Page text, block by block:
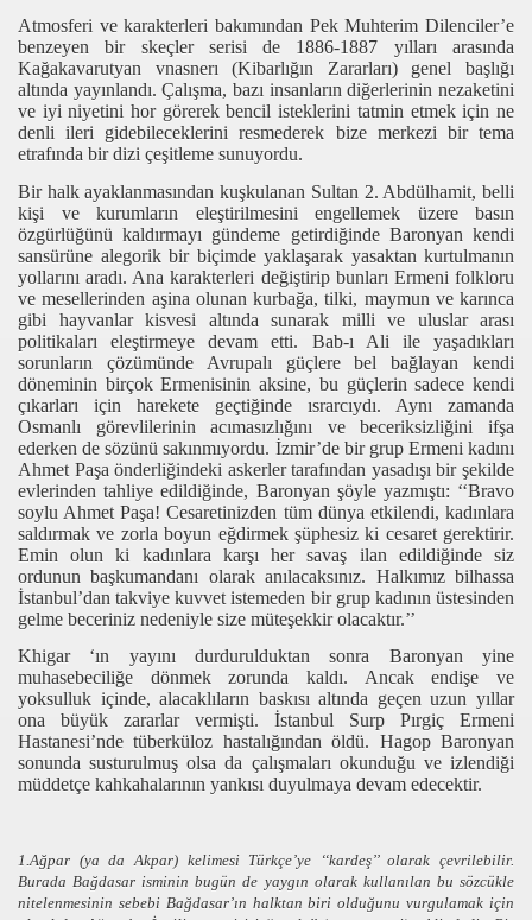
Atmosferi ve karakterleri bakımından Pek Muhterim Dilenciler’e
benzeyen bir skeçler serisi de 1886-1887 yılları arasında
Kağakavarutyan vnasnerı (Kibarlığın Zararları) genel başlığı
altında yayınlandı. Çalışma, bazı insanların diğerlerinin nezaketini
ve iyi niyetini hor görerek bencil isteklerini tatmin etmek için ne
denli ileri gidebileceklerini resmederek bize merkezi bir tema
etrafında bir dizi çeşitleme sunuyordu.
Bir halk ayaklanmasından kuşkulanan Sultan 2. Abdülhamit, belli
kişi ve kurumların eleştirilmesini engellemek üzere basın
özgürlüğünü kaldırmayı gündeme getirdiğinde Baronyan kendi
sansürüne alegorik bir biçimde yaklaşarak yasaktan kurtulmanın
yollarını aradı. Ana karakterleri değiştirip bunları Ermeni folkloru
ve mesellerinden aşina olunan kurbağa, tilki, maymun ve karınca
gibi hayvanlar kisvesi altında sunarak milli ve uluslar arası
politikaları eleştirmeye devam etti. Bab-ı Ali ile yaşadıkları
sorunların çözümünde Avrupalı güçlere bel bağlayan kendi
döneminin birçok Ermenisinin aksine, bu güçlerin sadece kendi
çıkarları için harekete geçtiğinde ısrarcıydı. Aynı zamanda
Osmanlı görevlilerinin acımasızlığını ve beceriksizliğini ifşa
ederken de sözünü sakınmıyordu. İzmir’de bir grup Ermeni kadını
Ahmet Paşa önderliğindeki askerler tarafından yasadışı bir şekilde
evlerinden tahliye edildiğinde, Baronyan şöyle yazmıştı: ‘‘Bravo
soylu Ahmet Paşa! Cesaretinizden tüm dünya etkilendi, kadınlara
saldırmak ve zorla boyun eğdirmek şüphesiz ki cesaret gerektirir.
Emin olun ki kadınlara karşı her savaş ilan edildiğinde siz
ordunun başkumandanı olarak anılacaksınız. Halkımız bilhassa
İstanbul’dan takviye kuvvet istemeden bir grup kadının üstesinden
gelme beceriniz nedeniyle size müteşekkir olacaktır.’’
Khigar ‘ın yayını durdurulduktan sonra Baronyan yine
muhasebeciliğe dönmek zorunda kaldı. Ancak endişe ve
yoksulluk içinde, alacaklıların baskısı altında geçen uzun yıllar
ona büyük zararlar vermişti. İstanbul Surp Pırgiç Ermeni
Hastanesi’nde tüberküloz hastalığından öldü. Hagop Baronyan
sonunda susturulmuş olsa da çalışmaları okunduğu ve izlendiği
müddetçe kahkahalarının yankısı duyulmaya devam edecektir.
1.Ağpar (ya da Akpar) kelimesi Türkçe’ye ‘‘kardeş’’ olarak çevrilebilir.
Burada Bağdasar isminin bugün de yaygın olarak kullanılan bu sözcükle
nitelenmesinin sebebi Bağdasar’ın halktan biri olduğunu vurgulamak için